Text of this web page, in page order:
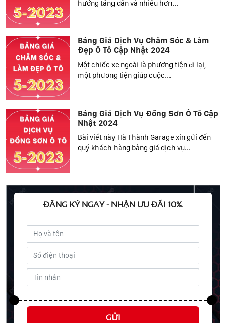
hướng tăng dần và nhiều hơn...
Bảng Giá Dịch Vụ Chăm Sóc & Làm
Đẹp Ô Tô Cập Nhật 2024
Một chiếc xe ngoài là phương tiện đi lại,
một phương tiện giúp cuộc...
Bảng Giá Dịch Vụ Đồng Sơn Ô Tô Cập
Nhật 2024
Bài viết này Hà Thành Garage xin gửi đến
quý khách hàng bảng giá dịch vụ...
ĐĂNG KÝ NGAY - NHẬN ƯU ĐÃI 10%.
GỬI